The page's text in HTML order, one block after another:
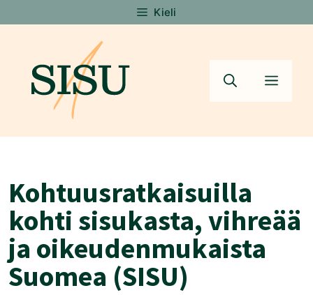
sisältöön
Kieli
Kohtuusratkaisuilla
kohti sisukasta, vihreää
ja oikeudenmukaista
Suomea (SISU)